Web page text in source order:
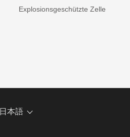
Explosionsgeschützte Zelle
日本語